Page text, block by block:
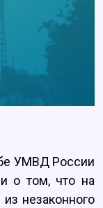
УМВД России
о том, что на
незаконного